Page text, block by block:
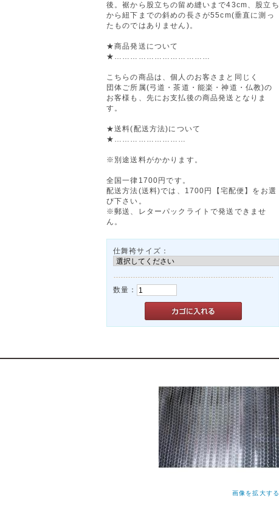
後。裾から股立ちの留め縫いまで43cm、股立ち
から紐下までの斜めの長さが55cm(垂直に測っ
たものではありません)。
★商品発送について
★………………………………
こちらの商品は、個人のお客さまと同じく
団体ご所属(弓道・茶道・能楽・神道・仏教)の
お客様も、先にお支払後の商品発送となりま
す。
★送料(配送方法)について
★………………………
※別途送料がかかります。
全国一律1700円です。
配送方法(送料)では、1700円【宅配便】をお選
び下さい。
※郵送、レターパックライトで発送できませ
ん。
仕舞袴サイズ：
数量：
画像を拡大する